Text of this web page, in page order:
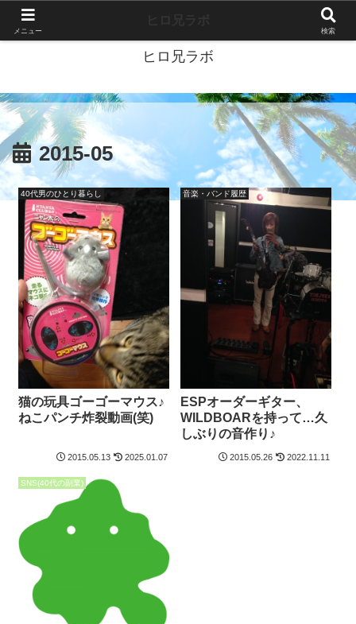
ヒロ兄ラボ
2015-05
40代男のひとり暮らし
猫の玩具ゴーゴーマウス♪
ねこパンチ炸裂動画(笑)
2015.05.13 2025.01.07
音楽・バンド履歴
ESPオーダーギター、
WILDBOARを持って…久
しぶりの音作り♪
2015.05.26 2022.11.11
SNS(40代の副業)
メニュー 検索